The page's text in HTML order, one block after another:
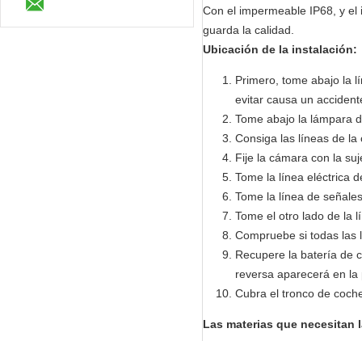
Con el impermeable IP68, y
guarda la calidad.
Ubicación de la instalación:
Primero, tome abajo la
evitar causa un
Tome abajo la lámpara
Consiga las líneas de
Fije la cámara con la
Tome la línea eléctrica
Tome la línea de
Tome el otro lado de la
Compruebe si todas las
Recupere la batería de
reversa aparecerá en
Cubra el tronco de
Las materias que necesitan